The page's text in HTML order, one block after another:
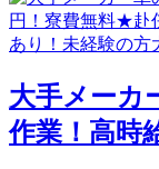
大手メーカ
作業！高時